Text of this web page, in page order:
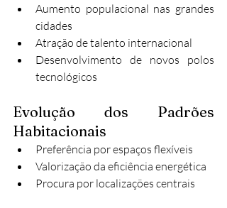
Aumento populacional nas grandes
cidades
Atração de talento internacional
Desenvolvimento de novos polos
tecnológicos
Evolução dos Padrões
Habitacionais
Preferência por espaços flexíveis
Valorização da eficiência energética
Procura por localizações centrais